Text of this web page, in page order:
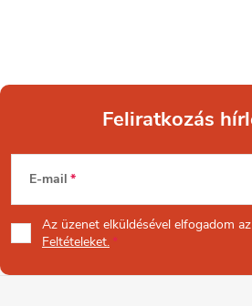
L
á
b
Feliratkozás
E-mail
Az üzenet elküldésével elfogadom az
Feltételeket.